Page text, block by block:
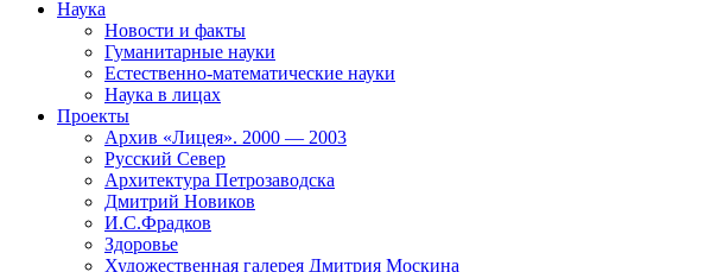
Наука
Новости и факты
Гуманитарные науки
Естественно-математические науки
Наука в лицах
Проекты
Архив «Лицея». 2000 — 2003
Русский Север
Архитектура Петрозаводска
Дмитрий Новиков
И.С.Фрадков
Здоровье
Художественная галерея Дмитрия Москина